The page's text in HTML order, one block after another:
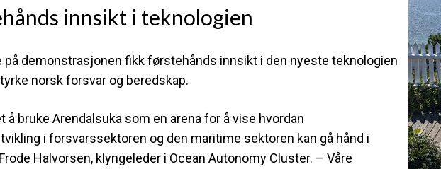
innsikt i teknologien
på demonstrasjonen fikk førstehånds innsikt i den nyeste teknologien
norsk forsvar og beredskap.
å bruke Arendalsuka som en arena for å vise hvordan
i forsvarssektoren og den maritime sektoren kan gå hånd i
Halvorsen, klyngeleder i Ocean Autonomy Cluster. – Våre